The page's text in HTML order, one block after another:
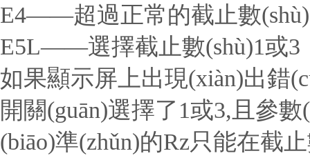
E4——超過正常的截止數(shù)
E5L——選擇截止數(shù)1或
如果顯示屏上出現(xiàn)出錯
開關(guān)選擇了1或3,且參
(biāo)準(zhǔn)的Rz只能在截